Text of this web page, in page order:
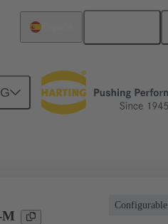
aplicaciones industriales
Configurable
M